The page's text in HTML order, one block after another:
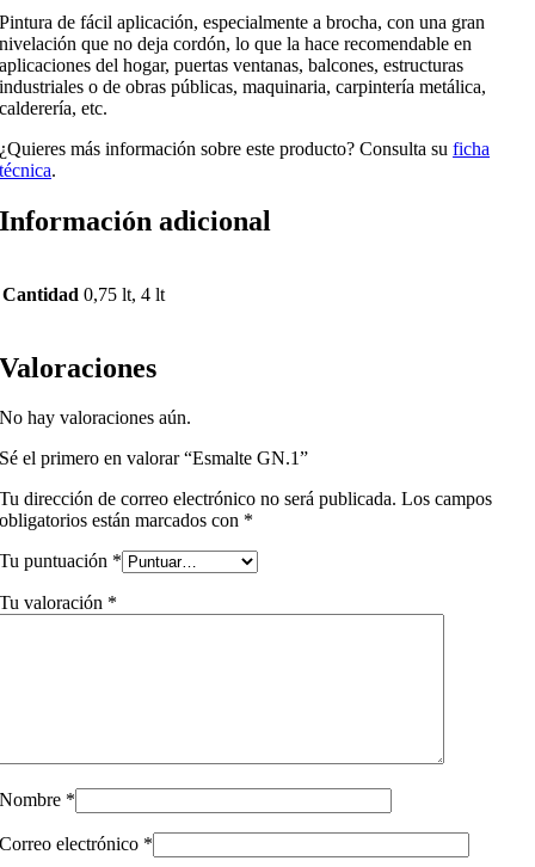
Pintura de fácil aplicación, especialmente a brocha, con una gran
nivelación que no deja cordón, lo que la hace recomendable en
aplicaciones del hogar, puertas ventanas, balcones, estructuras
industriales o de obras públicas, maquinaria, carpintería metálica,
calderería, etc.
¿Quieres más información sobre este producto? Consulta suficha
técnica.
Información adicional
Cantidad 0,75 lt, 4 lt
Valoraciones
No hay valoraciones aún.
Sé el primero en valorar “Esmalte GN.1”
Tu dirección de correo electrónico no será publicada. Los campos
obligatorios están marcados con *
Tu puntuación *
Tu valoración *
Nombre *
Correo electrónico *